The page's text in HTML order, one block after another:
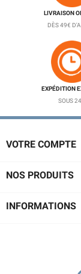
LIVRAISON
DÈS 49€
EXPÉDITION
SOUS
VOTRE COMPTE
NOS PRODUITS
INFORMATIONS